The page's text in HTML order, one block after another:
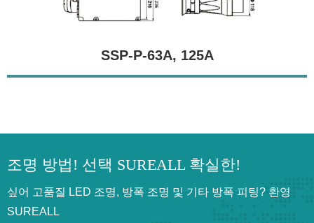
SSP-P-63A, 125A
조명 방법! 선택 SUREALL 확실한!
싶어 고품질 LED 조명, 방폭 조명 및 기타 방폭 피팅? 환영
SUREALL